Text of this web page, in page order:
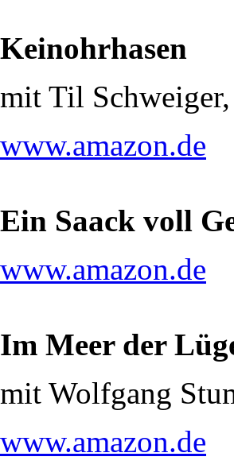
Keinohrhasen
mit Til
www.amazon.de
Ein Saack voll
www.amazon.de
Im Meer der
mit Wolfgang
www.amazon.de